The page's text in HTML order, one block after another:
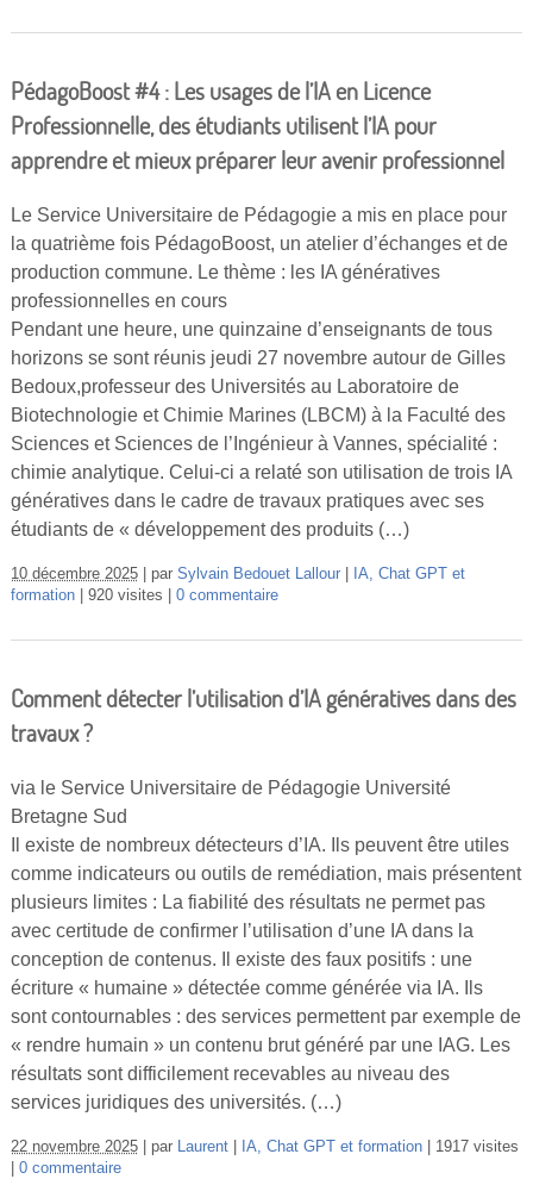
PédagoBoost #4 : Les usages de l’IA en Licence
Professionnelle, des étudiants utilisent l’IA pour
apprendre et mieux préparer leur avenir professionnel
Le Service Universitaire de Pédagogie a mis en place pour
la quatrième fois PédagoBoost, un atelier d’échanges et de
production commune. Le thème : les IA génératives
professionnelles en cours
Pendant une heure, une quinzaine d’enseignants de tous
horizons se sont réunis jeudi 27 novembre autour de Gilles
Bedoux,professeur des Universités au Laboratoire de
Biotechnologie et Chimie Marines (LBCM) à la Faculté des
Sciences et Sciences de l’Ingénieur à Vannes, spécialité :
chimie analytique. Celui-ci a relaté son utilisation de trois IA
génératives dans le cadre de travaux pratiques avec ses
étudiants de « développement des produits (…)
10 décembre 2025 par Sylvain Bedouet Lallour
IA, Chat GPT et
formation
920 visites 0 commentaire
Comment détecter l’utilisation d’IA génératives dans des
travaux ?
via le Service Universitaire de Pédagogie Université
Bretagne Sud
Il existe de nombreux détecteurs d’IA. Ils peuvent être utiles
comme indicateurs ou outils de remédiation, mais présentent
plusieurs limites : La fiabilité des résultats ne permet pas
avec certitude de confirmer l’utilisation d’une IA dans la
conception de contenus. Il existe des faux positifs : une
écriture « humaine » détectée comme générée via IA. Ils
sont contournables : des services permettent par exemple de
« rendre humain » un contenu brut généré par une IAG. Les
résultats sont difficilement recevables au niveau des
services juridiques des universités. (…)
22 novembre 2025 par Laurent IA, Chat GPT et formation
1917 visites
0 commentaire